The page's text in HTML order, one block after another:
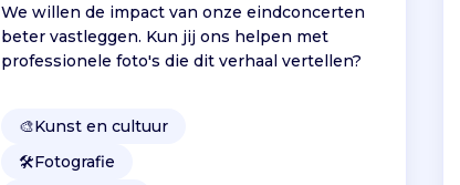
We willen de impact van onze eindconcerten
beter vastleggen. Kun jij ons helpen met
professionele foto's die dit verhaal vertellen?
🎨Kunst en cultuur
🛠️Fotografie